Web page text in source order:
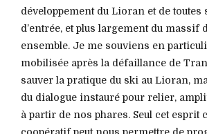
développement du Lioran et de toutes
d’entrée, et plus largement du massif
ensemble. Je me souviens en
mobilisée après la défaillance de
sauver la pratique du ski au Lioran,
du dialogue instauré pour relier,
à partir de nos phares. Seul cet esprit